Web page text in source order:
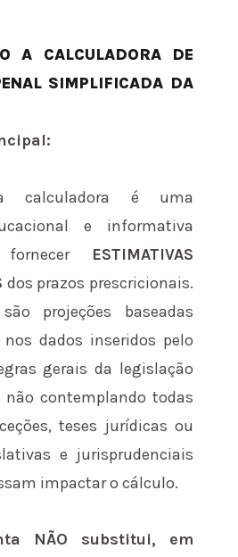
A CALCULADORA DE
SIMPLIFICADA DA
calculadora é uma
e informativa
ESTIMATIVAS
dos prazos prescricionais.
projeções baseadas
dados inseridos pelo
gerais da legislação
não contemplando todas
teses jurídicas ou
e jurisprudenciais
impactar o cálculo.
NÃO substitui, em